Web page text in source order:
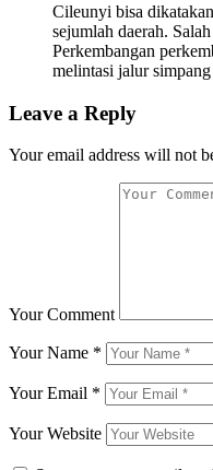
Cileunyi bisa
sejumlah daerah.
Perkembangan
melintasi jalur
Leave a Reply
Your email address will not
Your Comment
Your Name *
Your Email *
Your Website